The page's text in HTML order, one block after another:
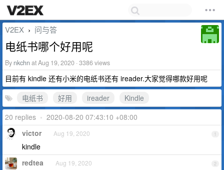
V2EX › 问与答
电纸书哪个好用呢
By nkchn at Aug 19, 2020 · 3386 views
目前有 kindle 还有小米的电纸书还有 ireader.大家觉得哪款好用呢
电纸书
好用 ireader
Kindle
20 replies • 2020-08-20 07:43:10 +08:00
1
victor Aug 19, 2020
kindle
2
redtea Aug 19, 2020